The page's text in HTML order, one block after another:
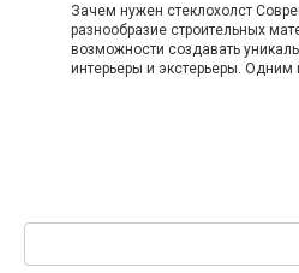
Зачем нужен стеклохолст
разнообразие строительных
возможности создавать
интерьеры и экстерьеры. Одним